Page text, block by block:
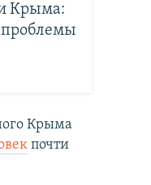
Крыма:
проблемы
Крыма
почти